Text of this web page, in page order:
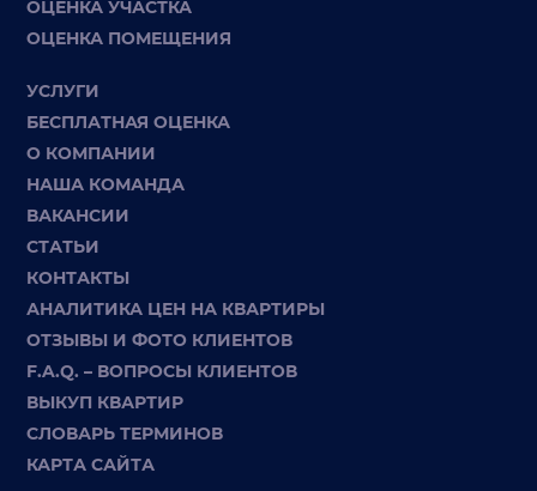
ОЦЕНКА УЧАСТКА
ОЦЕНКА ПОМЕЩЕНИЯ
УСЛУГИ
БЕСПЛАТНАЯ ОЦЕНКА
О КОМПАНИИ
НАША КОМАНДА
ВАКАНСИИ
СТАТЬИ
КОНТАКТЫ
АНАЛИТИКА ЦЕН НА КВАРТИРЫ
ОТЗЫВЫ И ФОТО КЛИЕНТОВ
F.A.Q. – ВОПРОСЫ КЛИЕНТОВ
ВЫКУП КВАРТИР
СЛОВАРЬ ТЕРМИНОВ
КАРТА САЙТА